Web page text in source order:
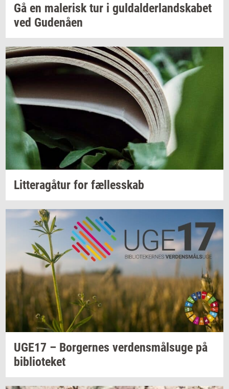
Gå en ma­le­risktur i gul­dal­der­land­ska­bet
ved Gu­denå­en
Lit­tera­gå­tur for fæl­les­skab
UGE17 – Bor­ger­nes ver­dens­målsu­ge på
bi­bli­o­te­ket